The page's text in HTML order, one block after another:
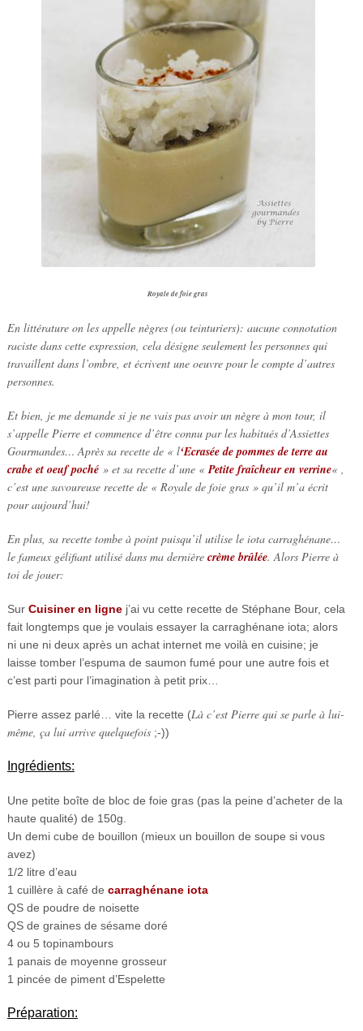
Royale de foie gras
En littérature on les appelle nègres (ou teinturiers): aucune connotation
raciste dans cette expression, cela désigne seulement les personnes qui
travaillent dans l’ombre, et écrivent une oeuvre pour le compte d’autres
personnes.
Et bien, je me demande si je ne vais pas avoir un nègre à mon tour, il
s’appelle Pierre et commence d’être connu par les habitués d’Assiettes
Gourmandes… Après sa recette de « l‘Ecrasée de pommes de terre au
crabe et oeuf poché» et sa recette d’une « Petite fraîcheur en verrine« ,
c’est une savoureuse recette de « Royale de foie gras » qu’il m’a écrit
pour aujourd’hui!
En plus, sa recette tombe à point puisqu’il utilise le iota carraghénane…
le fameux gélifiant utilisé dans ma dernière crème brûlée. Alors Pierre à
toi de jouer:
Sur Cuisiner en lignej’ai vu cette recette de Stéphane Bour, cela
fait longtemps que je voulais essayer la carraghénane iota; alors
ni une ni deux après un achat internet me voilà en cuisine; je
laisse tomber l’espuma de saumon fumé pour une autre fois et
c’est parti pour l’imagination à petit prix…
Pierre assez parlé… vite la recette (Là c’est Pierre qui se parle à lui-
même, ça lui arrive quelquefois;-))
Ingrédients:
Une petite boîte de bloc de foie gras (pas la peine d’acheter de la
haute qualité) de 150g.
Un demi cube de bouillon (mieux un bouillon de soupe si vous
avez)
1/2 litre d’eau
1 cuillère à café de carraghénane iota
QS de poudre de noisette
QS de graines de sésame doré
4 ou 5 topinambours
1 panais de moyenne grosseur
1 pincée de piment d’Espelette
Préparation: